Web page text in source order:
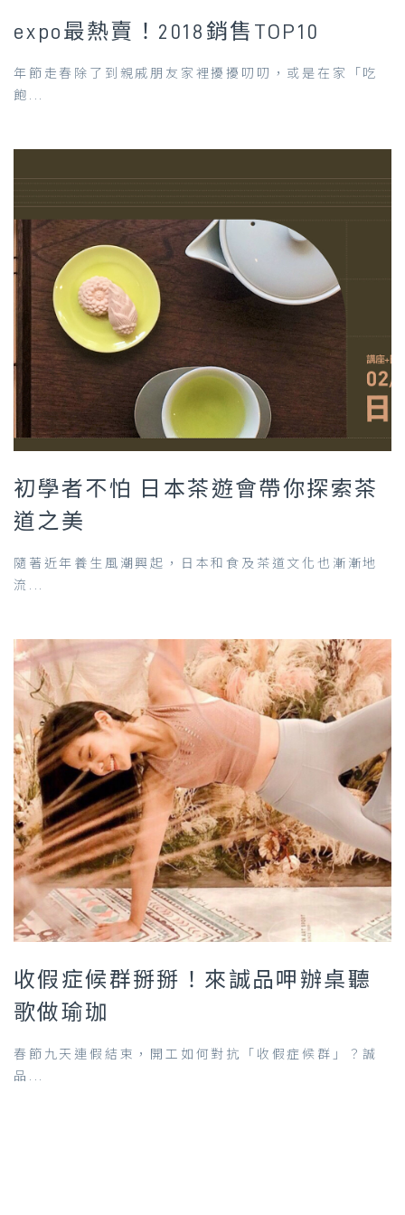
expo最熱賣！2018銷售TOP10
年節走春除了到親戚朋友家裡擾擾叨叨，或是在家「吃
飽...
初學者不怕 日本茶遊會帶你探索茶
道之美
隨著近年養生風潮興起，日本和食及茶道文化也漸漸地
流...
收假症候群掰掰！來誠品呷辦桌聽
歌做瑜珈
春節九天連假結束，開工如何對抗「收假症候群」？誠
品...